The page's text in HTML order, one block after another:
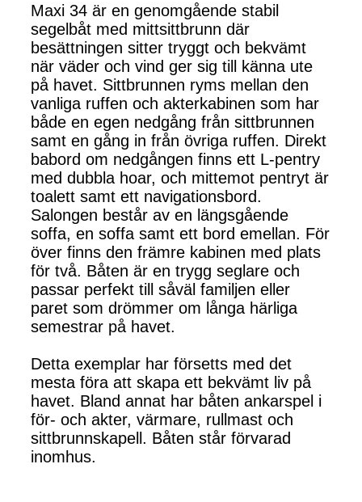
Maxi 34 är en genomgående stabil
segelbåt med mittsittbrunn där
besättningen sitter tryggt och bekvämt
när väder och vind ger sig till känna ute
på havet. Sittbrunnen ryms mellan den
vanliga ruffen och akterkabinen som har
både en egen nedgång från sittbrunnen
samt en gång in från övriga ruffen. Direkt
babord om nedgången finns ett L-pentry
med dubbla hoar, och mittemot pentryt är
toalett samt ett navigationsbord.
Salongen består av en längsgående
soffa, en soffa samt ett bord emellan. För
över finns den främre kabinen med plats
för två. Båten är en trygg seglare och
passar perfekt till såväl familjen eller
paret som drömmer om långa härliga
semestrar på havet.
Detta exemplar har försetts med det
mesta föra att skapa ett bekvämt liv på
havet. Bland annat har båten ankarspel i
för- och akter, värmare, rullmast och
sittbrunnskapell. Båten står förvarad
inomhus.